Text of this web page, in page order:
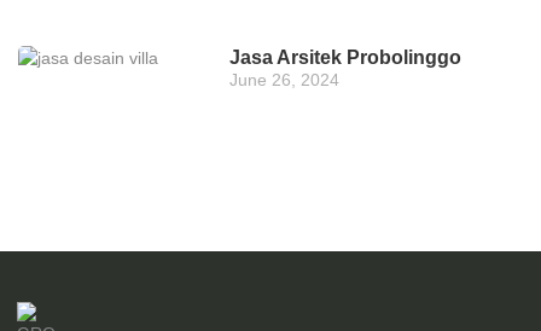
Jasa Arsitek Probolinggo
June 26, 2024